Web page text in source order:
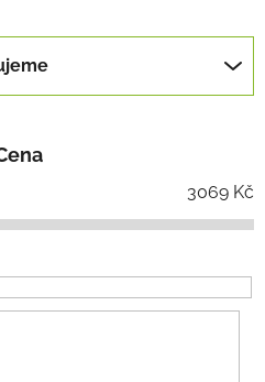
3069 Kč